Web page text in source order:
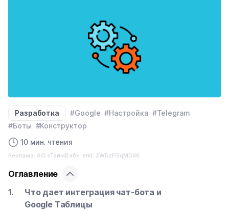
Разработка #Google #Настройка #Telegram
#Боты #Конструктор
10 мин. чтения
Реклама. АО «ТаймВэб». erid: 2W5zFGqMDX6
Оглавление
Что дает интеграция чат-бота и
Google Таблицы